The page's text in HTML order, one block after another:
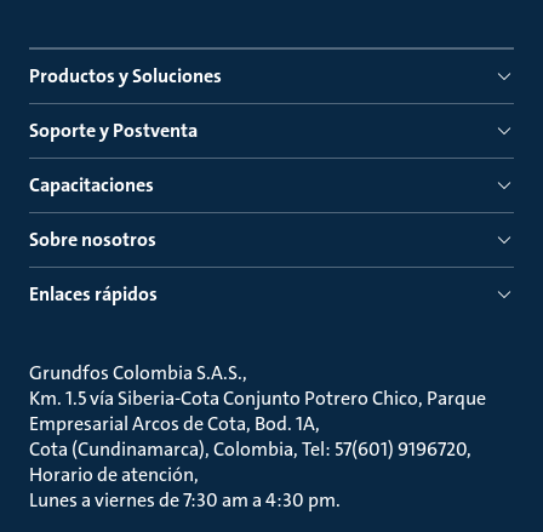
Productos y Soluciones
Soporte y Postventa
Capacitaciones
Sobre nosotros
Enlaces rápidos
Grundfos Colombia S.A.S.
Km. 1.5 vía Siberia-Cota Conjunto Potrero Chico, Parque
Empresarial Arcos de Cota, Bod. 1A
Cota (Cundinamarca), Colombia, Tel: 57(601) 9196720
Horario de atención
Lunes a viernes de 7:30 am a 4:30 pm.